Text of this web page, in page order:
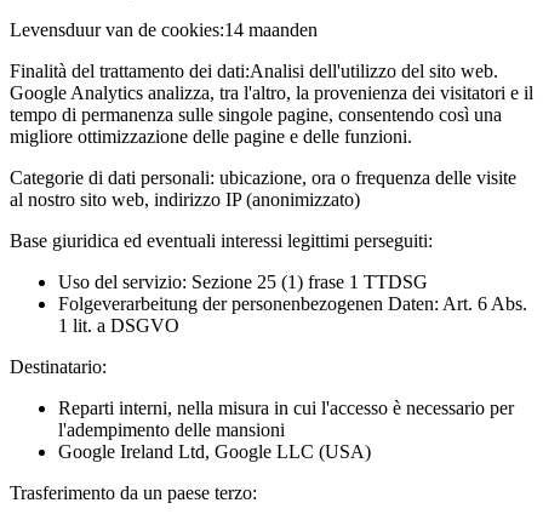
Levensduur van de cookies:14 maanden
Finalità del trattamento dei dati:Analisi dell'utilizzo del sito web.
Google Analytics analizza, tra l'altro, la provenienza dei visitatori e il
tempo di permanenza sulle singole pagine, consentendo così una
migliore ottimizzazione delle pagine e delle funzioni.
Categorie di dati personali: ubicazione, ora o frequenza delle visite
al nostro sito web, indirizzo IP (anonimizzato)
Base giuridica ed eventuali interessi legittimi perseguiti:
Uso del servizio: Sezione 25 (1) frase 1 TTDSG
Folgeverarbeitung der personenbezogenen Daten: Art. 6 Abs.
1 lit. a DSGVO
Destinatario:
Reparti interni, nella misura in cui l'accesso è necessario per
l'adempimento delle mansioni
Google Ireland Ltd, Google LLC (USA)
Trasferimento da un paese terzo: